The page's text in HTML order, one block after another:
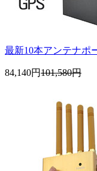
最新10本アンテナポ
84,140円101,580円